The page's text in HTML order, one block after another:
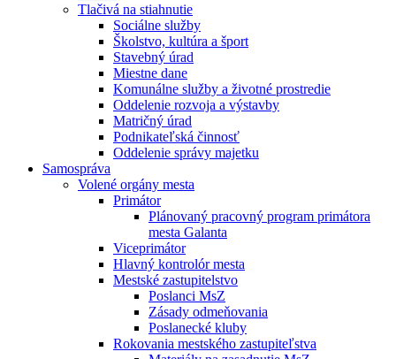
Tlačivá na stiahnutie
Sociálne služby
Školstvo, kultúra a šport
Stavebný úrad
Miestne dane
Komunálne služby a životné prostredie
Oddelenie rozvoja a výstavby
Matričný úrad
Podnikateľská činnosť
Oddelenie správy majetku
Samospráva
Volené orgány mesta
Primátor
Plánovaný pracovný program primátora
mesta Galanta
Viceprimátor
Hlavný kontrolór mesta
Mestské zastupitelstvo
Poslanci MsZ
Zásady odmeňovania
Poslanecké kluby
Rokovania mestského zastupiteľstva